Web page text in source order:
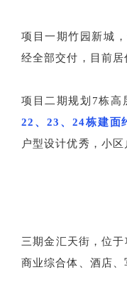
项目一期竹园新城
经全部交付，目前居
项目二期规划7栋高
22、23、24栋建面
户型设计优秀，小区
三期金汇天街，位
商业综合体、酒店、